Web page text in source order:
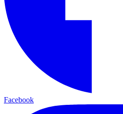
Facebook